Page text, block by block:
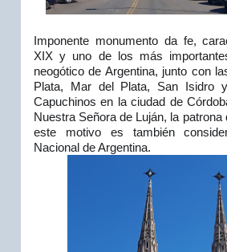
Imponente monumento da fe,
XIX y uno de los más
neogótico de Argentina, junto con
Plata, Mar del Plata, San Isidro
Capuchinos en la ciudad de
Nuestra Señora de Luján, la patrona
este motivo es también
Nacional de Argentina.